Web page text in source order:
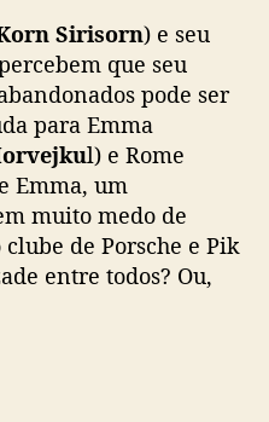
Sirisorn) e seu
que seu
pode ser
para Emma
l) e Rome
Emma, um
muito medo de
de Porsche e Pik
entre todos? Ou,